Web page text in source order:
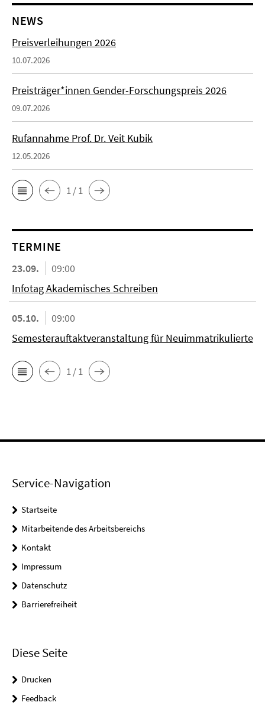
NEWS
Preisverleihungen 2026
10.07.2026
Preisträger*innen Gender-Forschungspreis 2026
09.07.2026
Rufannahme Prof. Dr. Veit Kubik
12.05.2026
1 / 1
TERMINE
23.09.
09:00
Infotag Akademisches Schreiben
05.10.
09:00
Semesterauftaktveranstaltung für Neuimmatrikulierte
1 / 1
Service-Navigation
Startseite
Mitarbeitende des Arbeitsbereichs
Kontakt
Impressum
Datenschutz
Barrierefreiheit
Diese Seite
Drucken
Feedback